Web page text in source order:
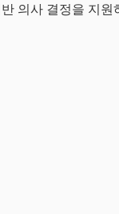
의사 결정을 지